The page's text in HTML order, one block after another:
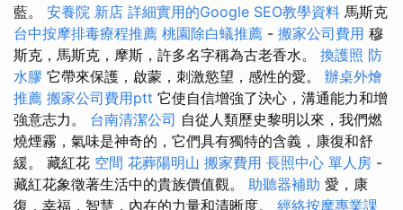
藍。 安養院 新店 詳細實用的Google SEO教學資料 馬斯克
台中按摩排毒療程推薦 桃園除白蟻推薦 - 搬家公司費用 穆
斯克，馬斯克，摩斯，許多名字稱為古老香水。 換護照 防
水膠 它帶來保護，啟蒙，刺激慾望，感性的愛。 辦桌外燴
推薦 搬家公司費用ptt 它使自信增強了決心，溝通能力和增
強意志力。 台南清潔公司 自從人類歷史黎明以來，我們燃
燒煙霧，氣味是神奇的，它們具有獨特的含義，康復和舒
緩。 藏紅花 空間 花葬陽明山 搬家費用 長照中心 單人房 -
藏紅花象徵著生活中的貴族價值觀。 助聽器補助 愛，康
復，幸福，智慧，內在的力量和清晰度。 經絡按摩專業課